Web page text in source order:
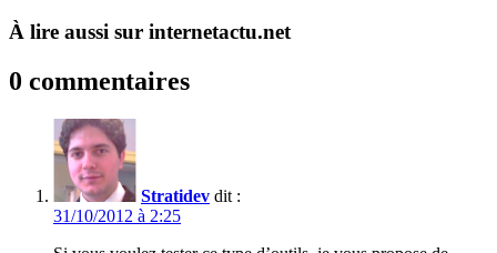
À lire aussi sur internetactu.net
0 commentaires
Stratidev dit :
31/10/2012 à 2:25